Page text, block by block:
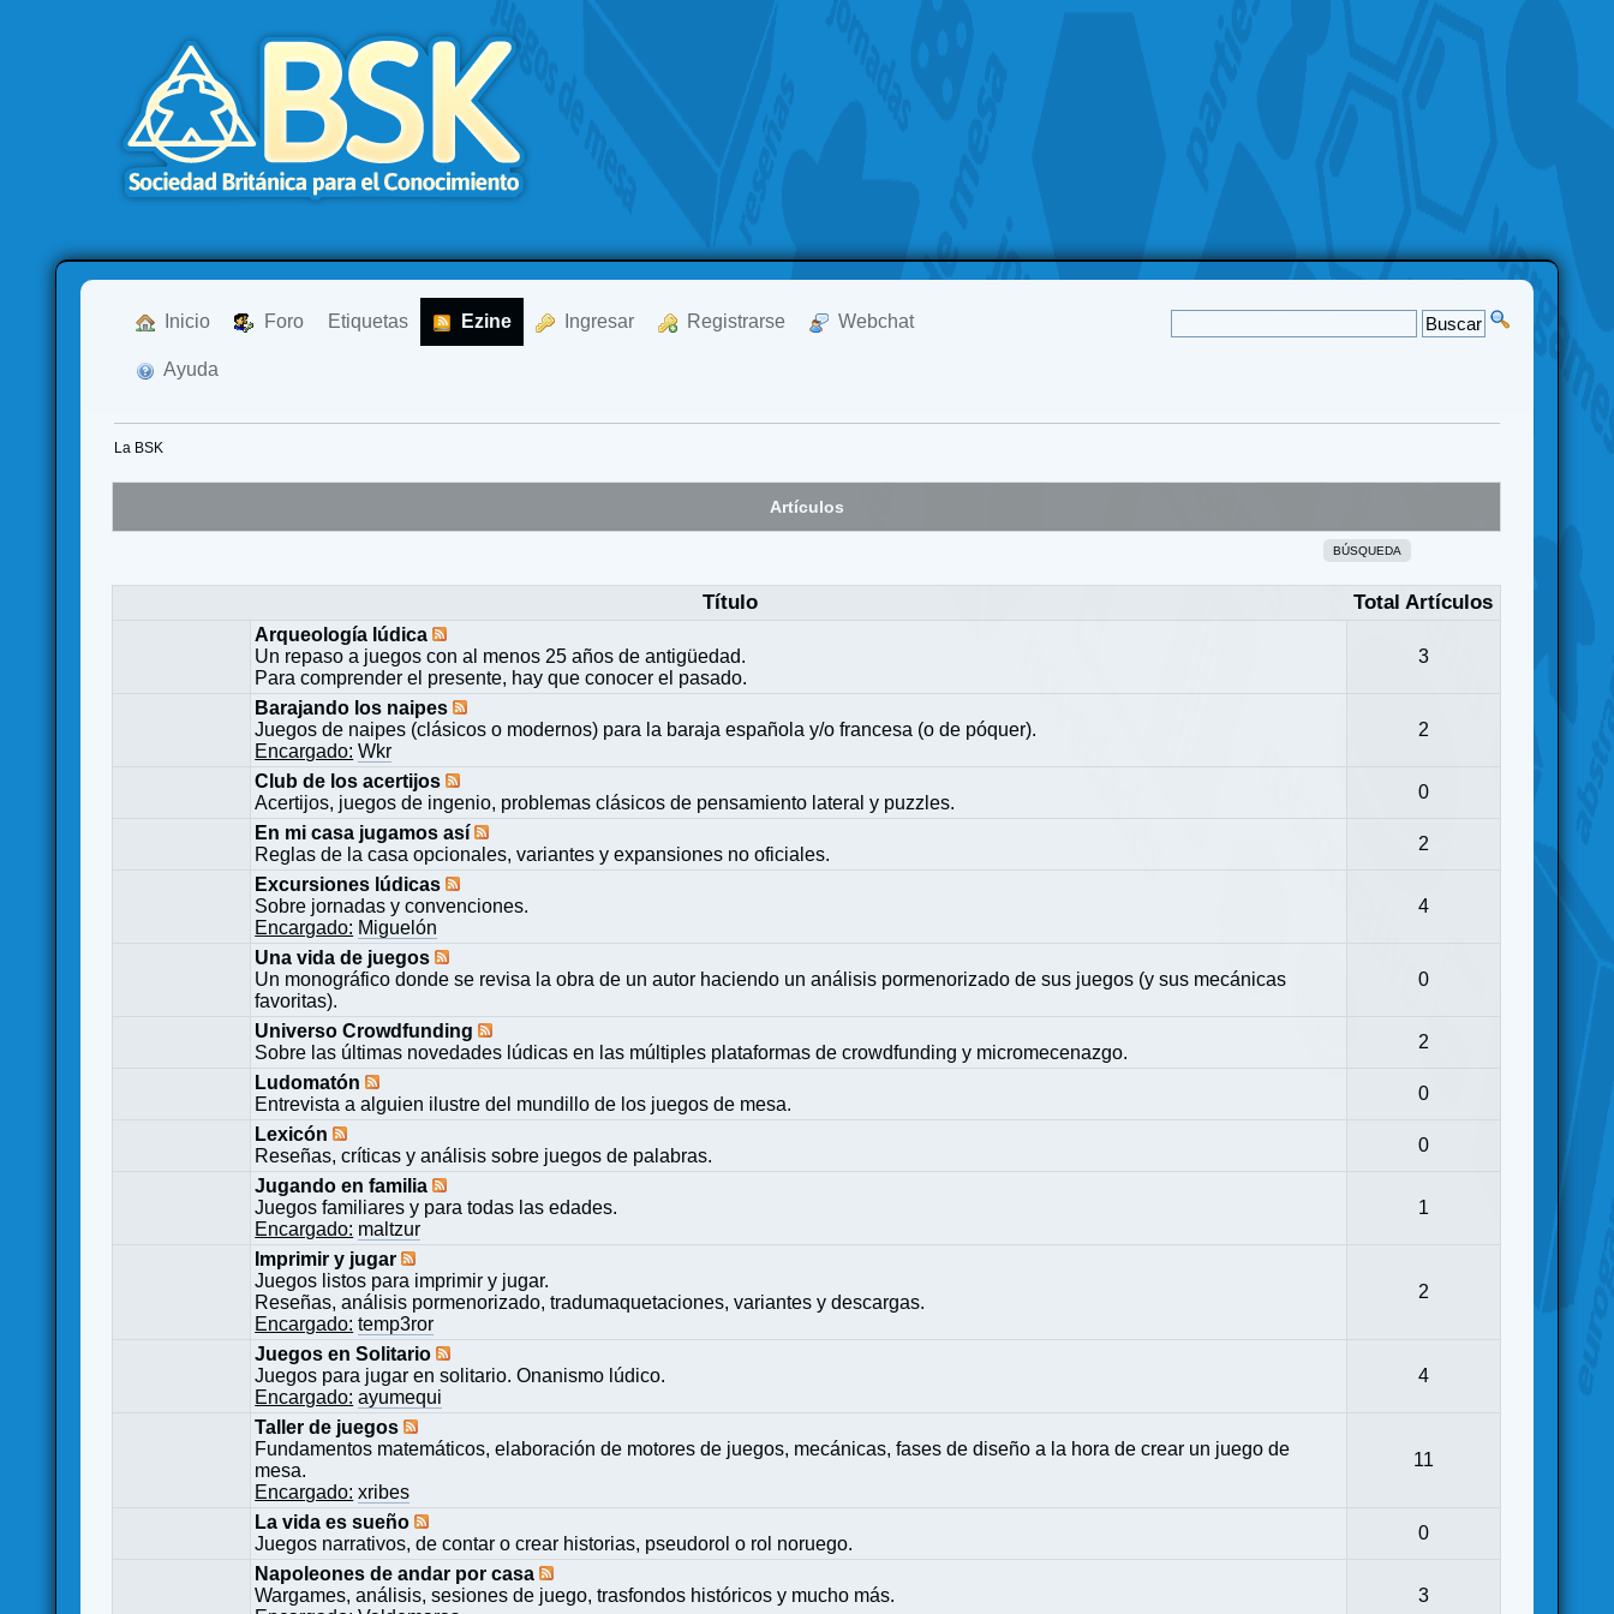
Inicio Foro Etiquetas Ezine Ingresar Registrarse Webchat
Ayuda
La BSK
Artículos
BÚSQUEDA
Título Total Artículos
Arqueología lúdica
Un repaso a juegos con al menos 25 años de antigüedad.
Para comprender el presente, hay que conocer el pasado.
3
Barajando los naipes
Juegos de naipes (clásicos o modernos) para la baraja española y/o francesa (o de póquer).
Encargado: Wkr
2
Club de los acertijos
Acertijos, juegos de ingenio, problemas clásicos de pensamiento lateral y puzzles.
0
En mi casa jugamos así
Reglas de la casa opcionales, variantes y expansiones no oficiales.
2
Excursiones lúdicas
Sobre jornadas y convenciones.
Encargado: Miguelón
4
Una vida de juegos
Un monográfico donde se revisa la obra de un autor haciendo un análisis pormenorizado de sus juegos (y sus mecánicas
favoritas).
0
Universo Crowdfunding
Sobre las últimas novedades lúdicas en las múltiples plataformas de crowdfunding y micromecenazgo.
2
Ludomatón
Entrevista a alguien ilustre del mundillo de los juegos de mesa.
0
Lexicón
Reseñas, críticas y análisis sobre juegos de palabras.
0
Jugando en familia
Juegos familiares y para todas las edades.
Encargado: maltzur
1
Imprimir y jugar
Juegos listos para imprimir y jugar.
Reseñas, análisis pormenorizado, tradumaquetaciones, variantes y descargas.
Encargado: temp3ror
2
Juegos en Solitario
Juegos para jugar en solitario. Onanismo lúdico.
Encargado: ayumequi
4
Taller de juegos
Fundamentos matemáticos, elaboración de motores de juegos, mecánicas, fases de diseño a la hora de crear un juego de
mesa.
Encargado: xribes
11
La vida es sueño
Juegos narrativos, de contar o crear historias, pseudorol o rol noruego.
0
Napoleones de andar por casa
Wargames, análisis, sesiones de juego, trasfondos históricos y mucho más.
3